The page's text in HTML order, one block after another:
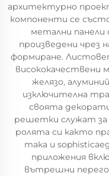
архитектурно
компоненти се
метални панели
произведени чрез
формиране.
висококачествени
желязо,
изключителна
своята
решетки служат за
ролята си както
така и
приложения
вътрешни